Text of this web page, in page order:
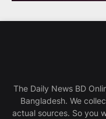
The Daily News BD
Bangladesh. We
actual sources. So you